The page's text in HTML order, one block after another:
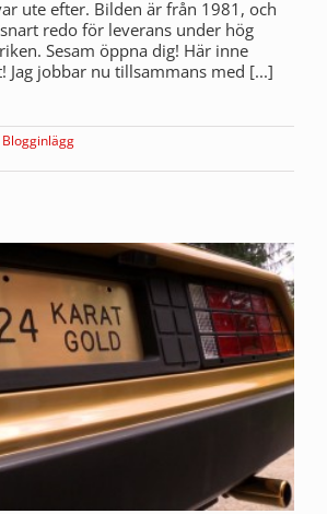
ute efter. Bilden är från 1981, och
redo för leverans under hög
Sesam öppna dig! Här inne
Jag jobbar nu tillsammans med [...]
Blogginlägg